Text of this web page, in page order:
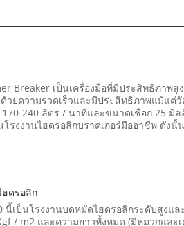
Breaker เป็นเครื่องมือที่มีประสิทธิภา
ด้วยความรวดเร็วและมีประสิทธิภาพแม้
240 ลิตร / นาทีและขนาดเชือก 25
โรงงานไฮดรอลิกบราคเกอร์มืออาชีพ ดั
ฮดรอลิก
นี้เป็นโรงงานบดหมัดไฮดรอลิกระดับสู
/ m2 และความยาวทั้งหมด (มีหมวกและ